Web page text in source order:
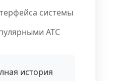
системы
АТС
история